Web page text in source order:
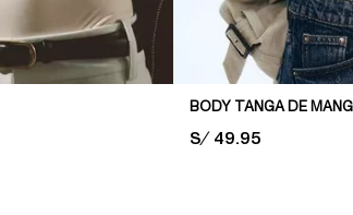
BODY TANGA DE
PRICE:
S/ 49.95